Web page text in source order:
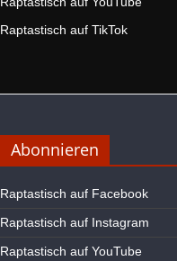
Raptastisch auf TikTok
Abonnieren
Raptastisch auf Facebook
Raptastisch auf Instagram
Raptastisch auf YouTube